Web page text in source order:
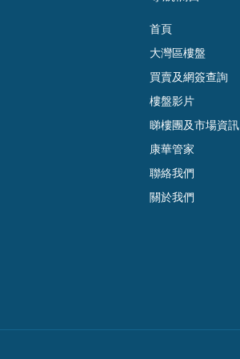
首頁
大灣區樓盤
買賣及網簽查詢
樓盤影片
睇樓團及市場資訊
康華管家
聯絡我們
關於我們